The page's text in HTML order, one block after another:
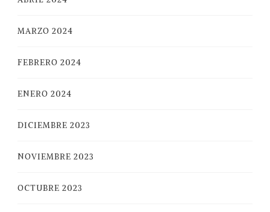
MARZO 2024
FEBRERO 2024
ENERO 2024
DICIEMBRE 2023
NOVIEMBRE 2023
OCTUBRE 2023